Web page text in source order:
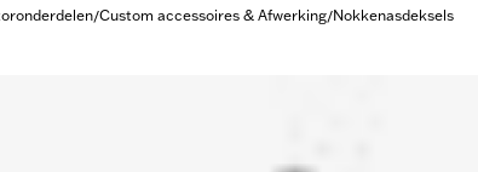
/Custom accessoires & Afwerking/Nokkenasdeksels